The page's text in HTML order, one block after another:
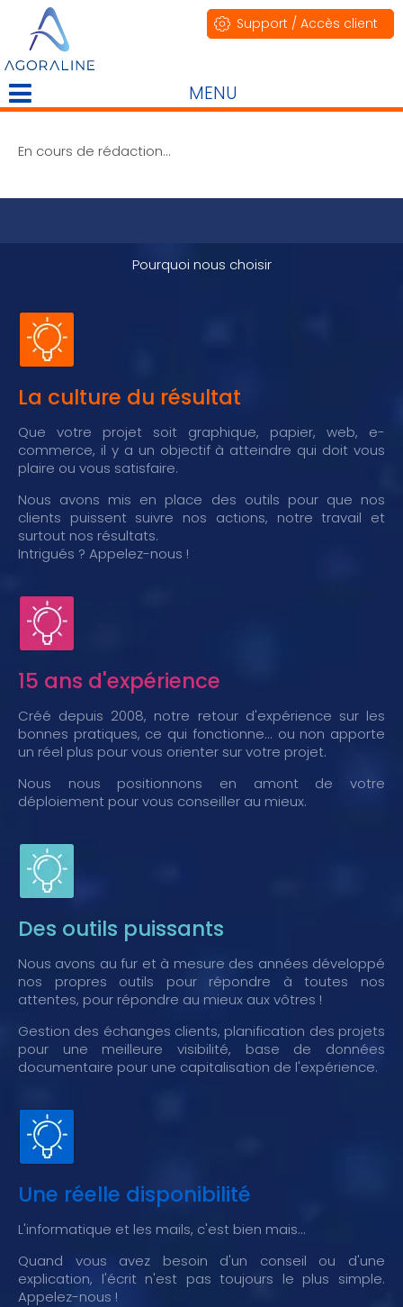
Support / Accès client
MENU
En cours de rédaction...
Pourquoi nous choisir
La culture du résultat
Que votre projet soit graphique, papier, web, e-
commerce, il y a un objectif à atteindre qui doit vous
plaire ou vous satisfaire.
Nous avons mis en place des outils pour que nos
clients puissent suivre nos actions, notre travail et
surtout nos résultats.
Intrigués ? Appelez-nous !
15 ans d'expérience
Créé depuis 2008, notre retour d'expérience sur les
bonnes pratiques, ce qui fonctionne... ou non apporte
un réel plus pour vous orienter sur votre projet.
Nous nous positionnons en amont de votre
déploiement pour vous conseiller au mieux.
Des outils puissants
Nous avons au fur et à mesure des années développé
nos propres outils pour répondre à toutes nos
attentes, pour répondre au mieux aux vôtres !
Gestion des échanges clients, planification des projets
pour une meilleure visibilité, base de données
documentaire pour une capitalisation de l'expérience.
Une réelle disponibilité
L'informatique et les mails, c'est bien mais...
Quand vous avez besoin d'un conseil ou d'une
explication, l'écrit n'est pas toujours le plus simple.
Appelez-nous !